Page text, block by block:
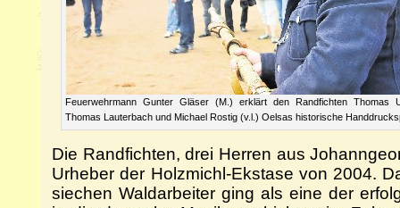
Feuerwehrmann Gunter Gläser (M.) erklärt den Randfichten Thomas
Thomas Lauterbach und Michael Rostig (v.l.) Oelsas historische
Die Randfichten, drei Herren aus
Urheber der Holzmichl-Ekstase von 2004.
siechen Waldarbeiter ging als eine der